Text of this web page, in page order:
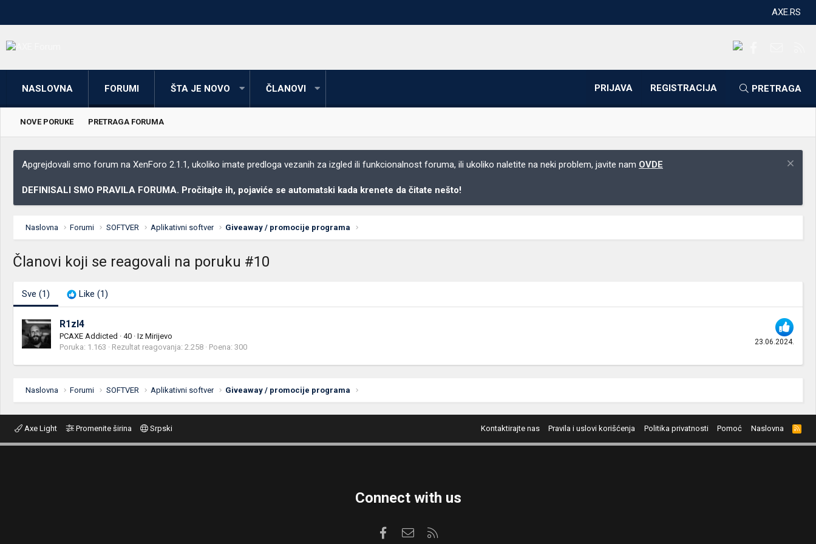
AXE.RS
NASLOVNA FORUMI ŠTA JE NOVO ČLANOVI PRIJAVA REGISTRACIJA PRETRAGA
NOVE PORUKE PRETRAGA FORUMA
Apgrejdovali smo forum na XenForo 2.1.1, ukoliko imate predloga vezanih za izgled ili funkcionalnost foruma, ili ukoliko naletite na neki problem, javite nam OVDE
DEFINISALI SMO PRAVILA FORUMA. Pročitajte ih, pojaviće se automatski kada krenete da čitate nešto!
Naslovna Forumi SOFTVER Aplikativni softver Giveaway / promocije programa
Članovi koji se reagovali na poruku #10
Sve (1) Like (1)
23.06.2024.
R1zl4
PCAXE Addicted · 40 · Iz Mirijevo
Poruka 1.163 Rezultat reagovanja 2.258 Poena 300
Naslovna Forumi SOFTVER Aplikativni softver Giveaway / promocije programa
Axe Light Promenite širina Srpski Kontaktirajte nas Pravila i uslovi korišćenja Politika privatnosti Pomoć Naslovna
R
S
S
Connect with us
FacebookKontaktirajte nas